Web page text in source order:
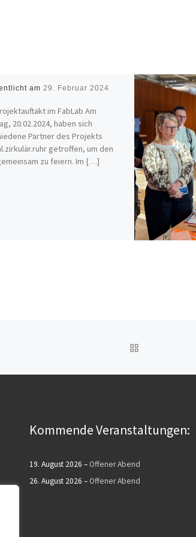
am 29. Februar 2024
im FabLab Am
20.02.2024, haben sich
Partner des Projekts
getroffen, um den
zu feiern. Im […]
Kommende Veranstaltungen:
19. August 2026 – Offener Abend
26. August 2026 – Offener Abend